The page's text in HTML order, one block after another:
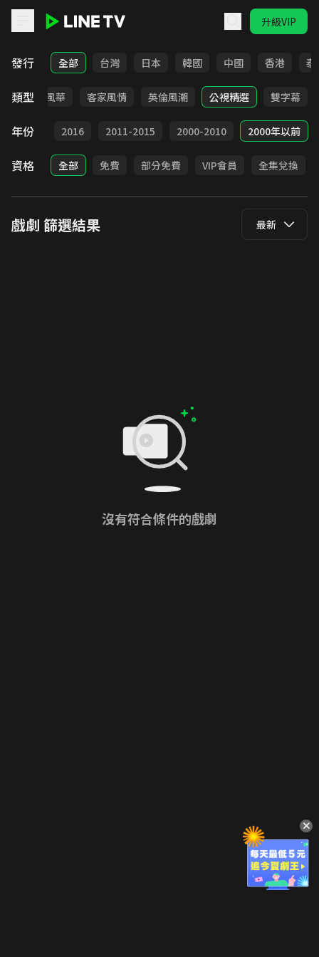
升級VIP
LINE TV - 戲劇
發行 全部 台灣 日本 韓國 中國 香港 泰
類型台語風華 客家風情 英倫風潮 公視精選 雙字幕
年份
2017 2016 2011-2015 2000-2010 2000年以前
資格 全部 免費 部分免費 VIP會員 全集兌換
戲劇 篩選結果 最新
沒有符合條件的戲劇